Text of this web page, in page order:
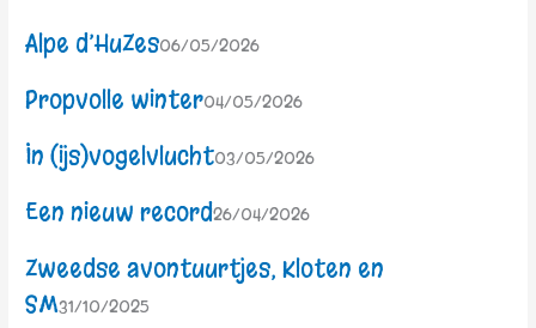
Alpe d’HuZes06/05/2026
Propvolle winter04/05/2026
In (ijs)vogelvlucht03/05/2026
Een nieuw record26/04/2026
Zweedse avontuurtjes, Kloten en
SM31/10/2025